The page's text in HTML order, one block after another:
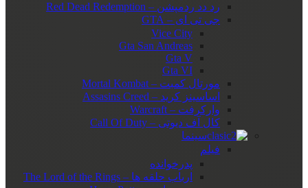
رد دد ردمپشن – Red Dead Redemption
جی تی ای – GTA
Vice City
Gta San Andreas
Gta V
Gta VI
مورتال کمبت – Mortal Kombat
اساسینز کرید – Assasins Creed
وارکرفت – Warcraft
کال آف دیوتی – Call Of Duty
سینما
فیلم
پدرخوانده
ارباب حلقه ها – The Lord of the Rings